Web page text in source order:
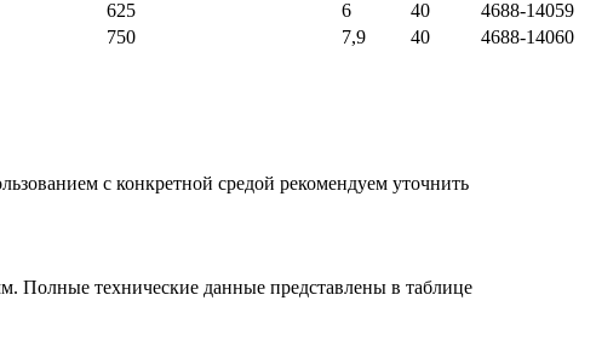
625 6 40
4688-14059
750 7,9 40 4688-14060
с конкретной средой рекомендуем уточнить
Полные технические данные представлены в таблице